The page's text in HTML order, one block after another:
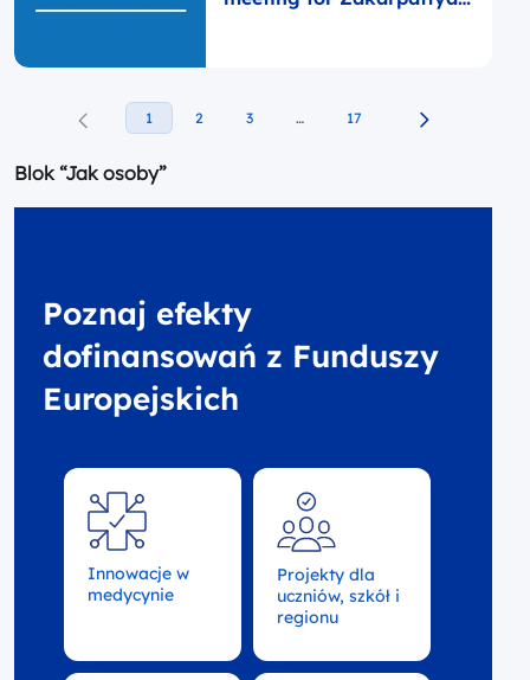
1 2 3 … 17
Blok “Jak osoby”
Poznaj efekty
dofinansowań z Funduszy
Europejskich
Innowacje w
medycynie
Projekty dla
uczniów, szkół i
regionu